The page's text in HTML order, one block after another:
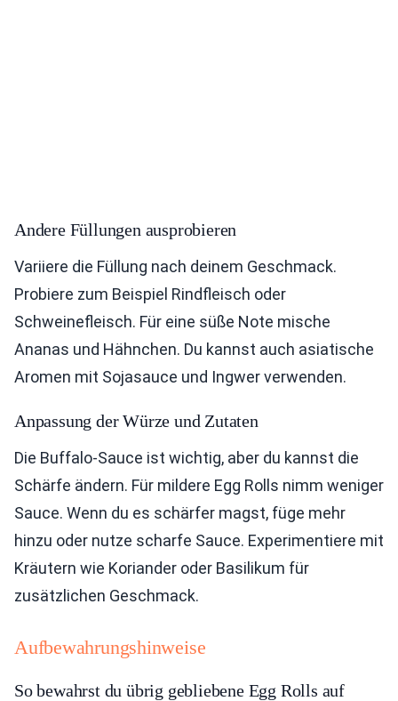
Andere Füllungen ausprobieren
Variiere die Füllung nach deinem Geschmack.
Probiere zum Beispiel Rindfleisch oder
Schweinefleisch. Für eine süße Note mische
Ananas und Hähnchen. Du kannst auch asiatische
Aromen mit Sojasauce und Ingwer verwenden.
Anpassung der Würze und Zutaten
Die Buffalo-Sauce ist wichtig, aber du kannst die
Schärfe ändern. Für mildere Egg Rolls nimm weniger
Sauce. Wenn du es schärfer magst, füge mehr
hinzu oder nutze scharfe Sauce. Experimentiere mit
Kräutern wie Koriander oder Basilikum für
zusätzlichen Geschmack.
Aufbewahrungshinweise
So bewahrst du übrig gebliebene Egg Rolls auf